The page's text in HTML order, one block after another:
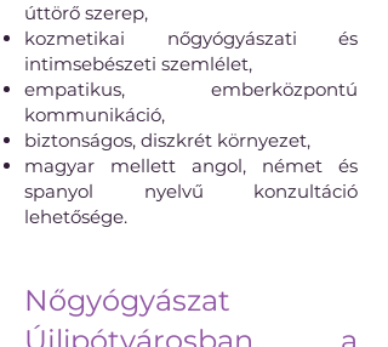
úttörő szerep,
kozmetikai nőgyógyászati és
intimsebészeti szemlélet,
empatikus, emberközpontú
kommunikáció,
biztonságos, diszkrét környezet,
magyar mellett angol, német és
spanyol nyelvű konzultáció
lehetősége.
Nőgyógyászat